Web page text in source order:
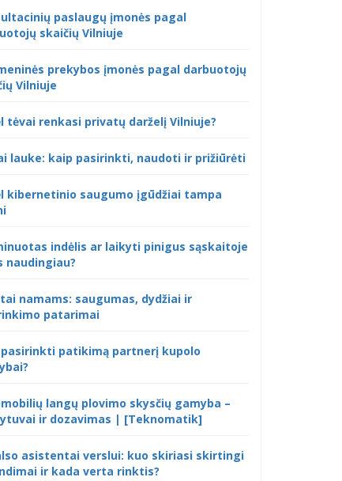
paslaugų įmonės pagal
skaičių Vilniuje
prekybos įmonės pagal darbuotojų
Vilniuje
tėvai renkasi privatų darželį Vilniuje?
lauke: kaip pasirinkti, naudoti ir prižiūrėti
kibernetinio saugumo įgūdžiai tampa
indėlis ar laikyti pinigus sąskaitoje
naudingiau?
namams: saugumas, dydžiai ir
patarimai
pasirinkti patikimą partnerį kupolo
langų plovimo skysčių gamyba –
ir dozavimas | [Teknomatik]
asistentai verslui: kuo skiriasi skirtingi
ir kada verta rinktis?